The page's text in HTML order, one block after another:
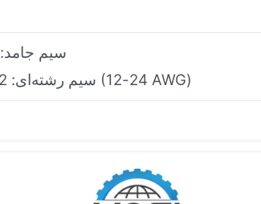
سیم جامد: 0.2 - 4 میلی‌متر مربع
سیم رشته‌ای: 0.2 - 2.5 میلی‌متر مربع (24-12 AWG)